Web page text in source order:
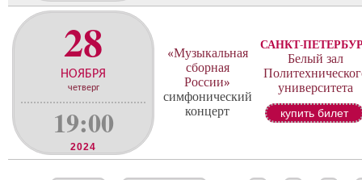
28
НОЯБРЯ
четверг
19:00
2024
«Музыкальная
сборная
России»
симфонический
концерт
САНКТ-
Белый зал
университета
купить билет